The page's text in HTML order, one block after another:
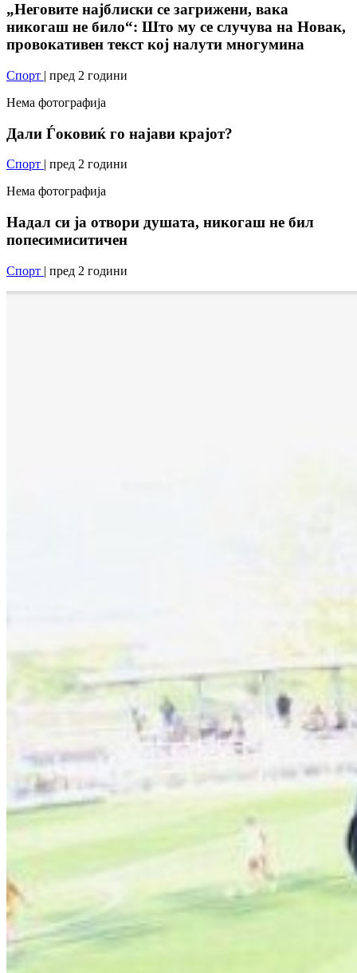
„Неговите најблиски се загрижени, вака
никогаш не било“: Што му се случува на Новак,
провокативен текст кој налути многумина
Спорт | пред 2 години
Нема фотографија
Дали Ѓоковиќ го најави крајот?
Спорт | пред 2 години
Нема фотографија
Надал си ја отвори душата, никогаш не бил
попесимиситичен
Спорт | пред 2 години